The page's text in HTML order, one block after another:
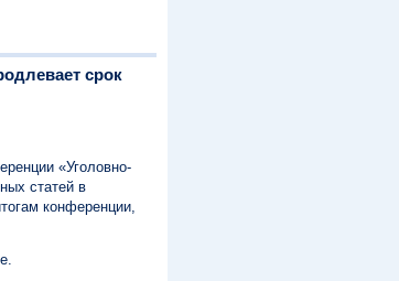
срок
«Уголовно-
статей в
конференции,